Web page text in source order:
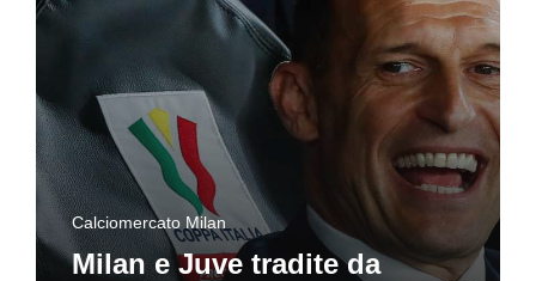
Calciomercato Milan
Milan e Juve tradite da